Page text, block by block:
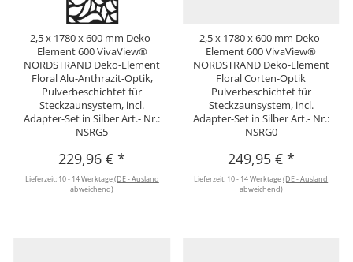
2,5 x 1780 x 600 mm Deko-
Element 600 VivaView®
NORDSTRAND Deko-Element
Floral Alu-Anthrazit-Optik,
Pulverbeschichtet für
Steckzaunsystem, incl.
Adapter-Set in Silber Art.- Nr.:
NSRG5
229,96 €*
Lieferzeit: 10 - 14 Werktage(DE - Ausland
abweichend)
2,5 x 1780 x 600 mm Deko-
Element 600 VivaView®
NORDSTRAND Deko-Element
Floral Corten-Optik
Pulverbeschichtet für
Steckzaunsystem, incl.
Adapter-Set in Silber Art.- Nr.:
NSRG0
249,95 € *
Lieferzeit: 10 - 14 Werktage(DE - Ausland
abweichend)